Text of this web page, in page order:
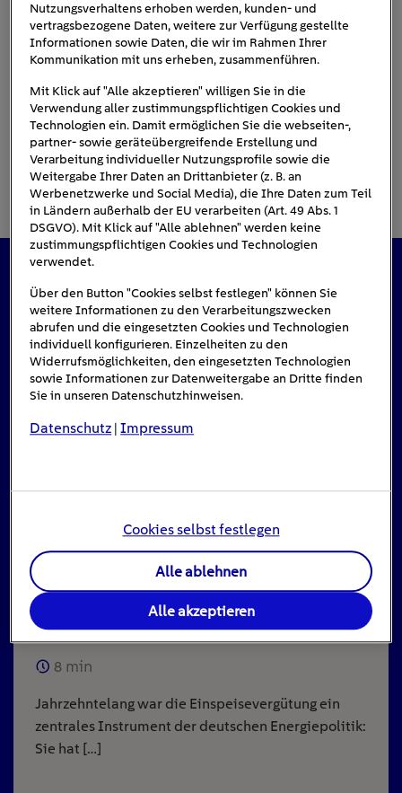
Das könnte Sie auch interessieren
#Solarenergie
Einspeisevergütung für Photovoltaik-
Anlagen
8 min
Jahrzehntelang war die Einspeisevergütung ein
zentrales Instrument der deutschen Energiepolitik:
Sie hat […]
Nutzungsverhaltens erhoben werden, kunden- und
vertragsbezogene Daten, weitere zur Verfügung gestellte
Informationen sowie Daten, die wir im Rahmen Ihrer
Kommunikation mit uns erheben, zusammenführen.
Mit Klick auf "Alle akzeptieren" willigen Sie in die
Verwendung aller zustimmungspflichtigen Cookies und
Technologien ein. Damit ermöglichen Sie die webseiten-,
partner- sowie geräteübergreifende Erstellung und
Verarbeitung individueller Nutzungsprofile sowie die
Weitergabe Ihrer Daten an Drittanbieter (z. B. an
Werbenetzwerke und Social Media), die Ihre Daten zum Teil
in Ländern außerhalb der EU verarbeiten (Art. 49 Abs. 1
DSGVO). Mit Klick auf "Alle ablehnen" werden keine
zustimmungspflichtigen Cookies und Technologien
verwendet.
Über den Button "Cookies selbst festlegen" können Sie
weitere Informationen zu den Verarbeitungszwecken
abrufen und die eingesetzten Cookies und Technologien
individuell konfigurieren. Einzelheiten zu den
Widerrufsmöglichkeiten, den eingesetzten Technologien
sowie Informationen zur Datenweitergabe an Dritte finden
Sie in unseren Datenschutzhinweisen.
Datenschutz |Impressum
Cookies selbst festlegen
Alle ablehnen
Alle akzeptieren